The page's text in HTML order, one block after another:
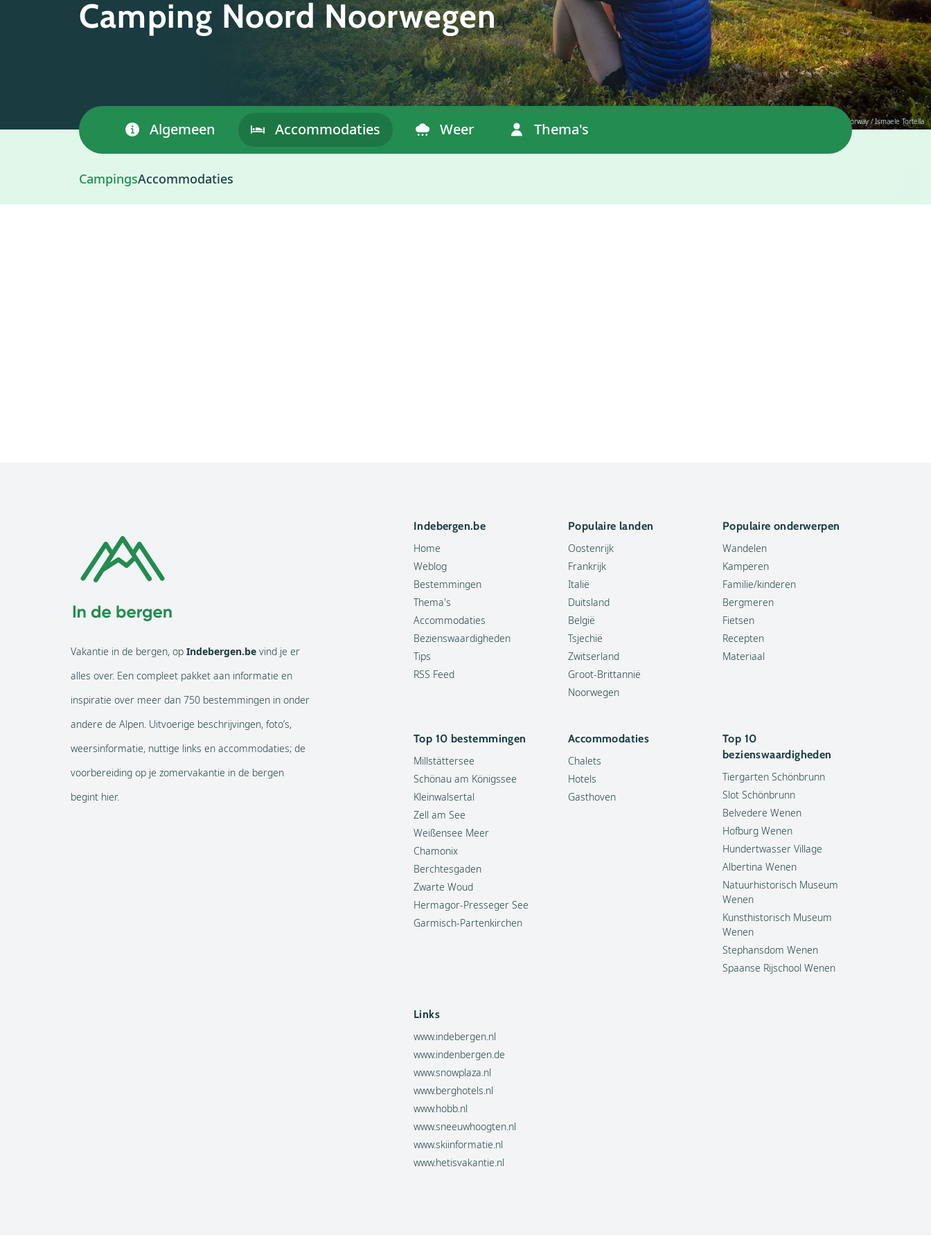
© Visit Norway / Ismaele Tortella
Camping Noord Noorwegen
Algemeen Accommodaties Weer Thema's
CampingsAccommodaties
Vakantie in de bergen, op Indebergen.be vind je er
alles over. Een compleet pakket aan informatie en
inspiratie over meer dan 750 bestemmingen in onder
andere de Alpen. Uitvoerige beschrijvingen, foto’s,
weersinformatie, nuttige links en accommodaties; de
voorbereiding op je zomervakantie in de bergen
begint hier.
Indebergen.be
Home
Weblog
Bestemmingen
Thema's
Accommodaties
Bezienswaardigheden
Tips
RSS Feed
Populaire landen
Oostenrijk
Frankrijk
Italië
Duitsland
België
Tsjechië
Zwitserland
Groot-Brittannië
Noorwegen
Populaire onderwerpen
Wandelen
Kamperen
Familie/kinderen
Bergmeren
Fietsen
Recepten
Materiaal
Top 10 bestemmingen
Millstättersee
Schönau am Königssee
Kleinwalsertal
Zell am See
Weißensee Meer
Chamonix
Berchtesgaden
Zwarte Woud
Hermagor-Presseger See
Garmisch-Partenkirchen
Accommodaties
Chalets
Hotels
Gasthoven
Top 10
bezienswaardigheden
Tiergarten Schönbrunn
Slot Schönbrunn
Belvedere Wenen
Hofburg Wenen
Hundertwasser Village
Albertina Wenen
Natuurhistorisch Museum
Wenen
Kunsthistorisch Museum
Wenen
Stephansdom Wenen
Spaanse Rijschool Wenen
Links
www.indebergen.nl
www.indenbergen.de
www.snowplaza.nl
www.berghotels.nl
www.hobb.nl
www.sneeuwhoogten.nl
www.skiinformatie.nl
www.hetisvakantie.nl